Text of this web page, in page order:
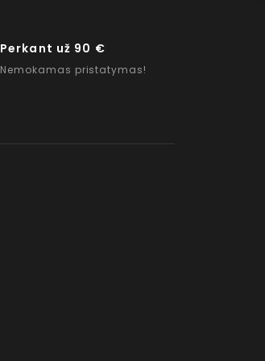
Perkant už 90 €
Nemokamas pristatymas!